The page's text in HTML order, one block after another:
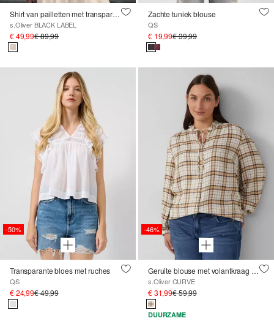
Shirt van pailletten met transparante mouwen en ronde halslijn
s.Oliver BLACK LABEL
€ 49,99€ 89,99
Zachte tuniek blouse
QS
€ 19,99€ 39,99
-50%
Transparante bloes met ruches
QS
€ 24,99€ 49,99
-46%
Geruite blouse met volantkraag en ontspannen pasvorm
s.Oliver CURVE
€ 31,99€ 59,99
DUURZAME